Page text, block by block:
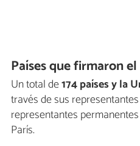
Países que firmaron
Un total de174 países y la
través de sus
representantes
París.